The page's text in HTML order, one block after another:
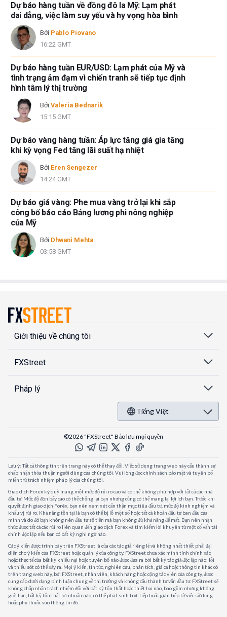
Dự báo hàng tuần về đồng đô la Mỹ: Lạm phát
dai dẳng, việc làm suy yếu và hy vọng hòa bình
Bởi Pablo Piovano
16:22 GMT
Dự báo hàng tuần EUR/USD: Lạm phát của Mỹ và
tình trạng ảm đạm vì chiến tranh sẽ tiếp tục định
hình tâm lý thị trường
Bởi Valeria Bednarik
15:15 GMT
Dự báo vàng hàng tuần: Áp lực tăng giá gia tăng
khi kỳ vọng Fed tăng lãi suất hạ nhiệt
Bởi Eren Sengezer
14:24 GMT
Dự báo giá vàng: Phe mua vàng trở lại khi sắp
công bố báo cáo Bảng lương phi nông nghiệp
của Mỹ
Bởi Dhwani Mehta
03:58 GMT
Giới thiệu về chúng tôi
FXStreet
Pháp lý
Tiếng Việt
©2026 "FXStreet" Bảo lưu mọi quyền
Lưu ý: Tất cả thông tin trên trang này có thể thay đổi. Việc sử dụng trang web này cấu thành sự
chấp nhận thỏa thuận người dùng của chúng tôi. Vui lòng đọc chính sách bảo mật và tuyên bố
miễn trừ trách nhiệm pháp lý của chúng tôi.
Giao dịch Forex ký quỹ mang một mức độ rủi ro cao và có thể không phù hợp với tất cả các nhà
đầu tư. Mức độ đòn bẩy cao có thể chống lại bạn nhưng cũng có thể mang lại lợi ích bạn. Trước khi
quyết định giao dịch Forêx, bạn nên xem xét cẩn thận mục tiêu đầu tư, mức độ kinh nghiệm và
khẩu vị rủi ro. Khả năng tồn tại là bạn có thể bị lỗ một số hoặc tất cả khoản đầu tư ban đầu của
mình và do đó bạn không nên đầu tư số tiền mà bạn không đủ khả năng để mất. Bạn nên nhận
thức được tất cả các rủi ro liên quan đến giao dịch Forex và tìm kiếm lời khuyên từ một cố vấn tài
chính độc lập nếu bạn có bất kỳ nghi ngờ nào.
Các ý kiến được trình bày trên FXStreet là của các tác giả riêng lẻ và không nhất thiết phải đại
diện cho ý kiến của FXStreet hoặc quản lý của công ty. FXStreet chưa xác minh tính chính xác
hoặc thực tế của bất kỳ khiếu nại hoặc tuyên bố nào được đưa ra bởi bất kỳ tác giả độc lập nào: lỗi
và thiếu sót có thể xảy ra. Mọi ý kiến, tin tức, nghiên cứu, phân tích, giá cả hoặc thông tin khác có
trên trang web này, bởi FXStreet, nhân viên, khách hàng hoặc cộng tác viên của công ty, được
cung cấp dưới dạng bình luận chung về thị trường và không cấu thành tư vấn đầu tư. FXStreet sẽ
không chấp nhận trách nhiệm đối với bất kỳ tổn thất hoặc thiệt hại nào, bao gồm nhưng không
giới hạn, bất kỳ tổn thất lợi nhuận nào, có thể phát sinh trực tiếp hoặc gián tiếp từ việc sử dụng
hoặc phụ thuộc vào thông tin đó.